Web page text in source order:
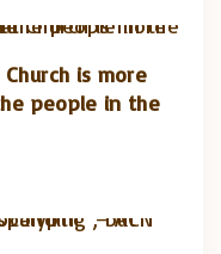
is more
people in the